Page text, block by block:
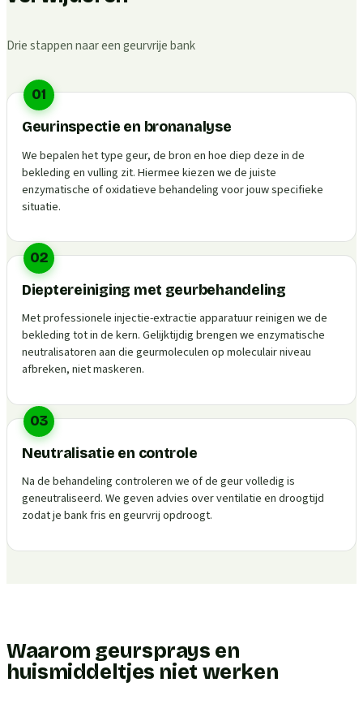
Drie stappen naar een geurvrije bank
01
Geurinspectie en bronanalyse
We bepalen het type geur, de bron en hoe diep deze in de
bekleding en vulling zit. Hiermee kiezen we de juiste
enzymatische of oxidatieve behandeling voor jouw specifieke
situatie.
02
Dieptereiniging met geurbehandeling
Met professionele injectie-extractie apparatuur reinigen we de
bekleding tot in de kern. Gelijktijdig brengen we enzymatische
neutralisatoren aan die geurmoleculen op moleculair niveau
afbreken, niet maskeren.
03
Neutralisatie en controle
Na de behandeling controleren we of de geur volledig is
geneutraliseerd. We geven advies over ventilatie en droogtijd
zodat je bank fris en geurvrij opdroogt.
Waarom geursprays en
huismiddeltjes niet werken